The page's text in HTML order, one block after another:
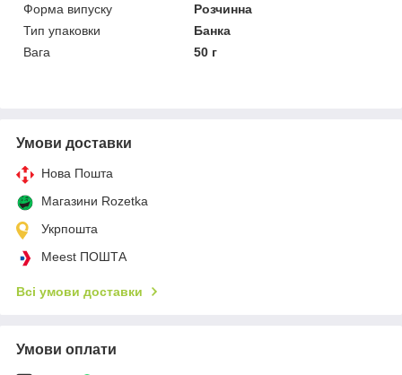
Форма випуску
Розчинна
Тип упаковки
Банка
Вага
50 г
Умови доставки
Нова Пошта
Магазини Rozetka
Укрпошта
Meest ПОШТА
Всі умови доставки
Умови оплати